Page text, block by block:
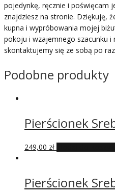
pojedynkę, ręcznie i poświęcam
znajdziesz na stronie. Dziękuję,
kupna i wypróbowania mojej
pokoju i wzajemnego szacunku
skontaktujemy się ze sobą po
Podobne produkty
Pierścionek
249,00 zł
Pierścionek